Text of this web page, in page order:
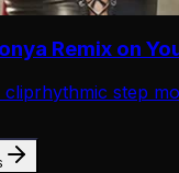
Remix on
cliprhythmic step